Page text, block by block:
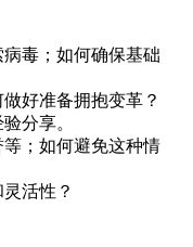
毒；如何确保基础
好准备拥抱变革？
分享。
；如何避免这种情
活性？